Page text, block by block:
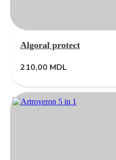
Algoral protect
210,00 MDL